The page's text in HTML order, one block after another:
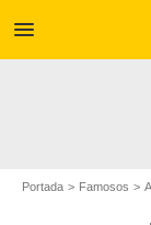
menu
Portada Famosos